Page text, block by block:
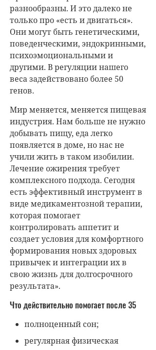
разнообразны. И это далеко не
только про «есть и двигаться».
Они могут быть генетическими,
поведенческими, эндокринными,
психоэмоциональными и
другими. В регуляции нашего
веса задействовано более 50
генов.
Мир меняется, меняется пищевая
индустрия. Нам больше не нужно
добывать пищу, еда легко
появляется в доме, но нас не
учили жить в таком изобилии.
Лечение ожирения требует
комплексного подхода. Сегодня
есть эффективный инструмент в
виде медикаментозной терапии,
которая помогает
контролировать аппетит и
создает условия для комфортного
формирования новых здоровых
привычек и интеграции их в
свою жизнь для долгосрочного
результата».
Что действительно помогает после 35
полноценный сон;
регулярная физическая